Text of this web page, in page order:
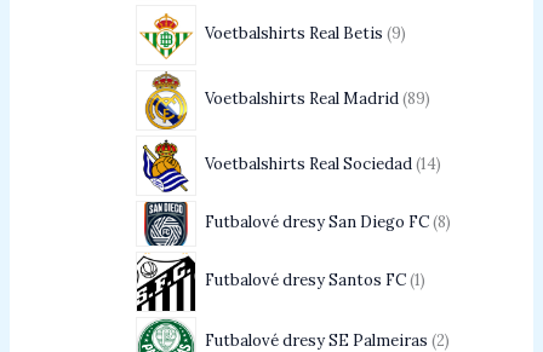
Voetbalshirts Real Betis 9
Voetbalshirts Real Madrid 89
Voetbalshirts Real Sociedad 14
Futbalové dresy San Diego FC 8
Futbalové dresy Santos FC 1
Futbalové dresy SE Palmeiras 2